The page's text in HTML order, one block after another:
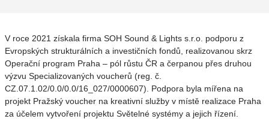
V roce 2021 získala firma SOH Sound & Lights s.r.o. podporu z
Evropských strukturálních a investičních fondů, realizovanou skrz
Operační program Praha – pól růstu ČR a čerpanou přes druhou
výzvu Specializovaných voucherů (reg. č.
CZ.07.1.02/0.0/0.0/16_027/0000607). Podpora byla mířena na
projekt Pražský voucher na kreativní služby v místě realizace Praha
za účelem vytvoření projektu Světelné systémy a jejich řízení.